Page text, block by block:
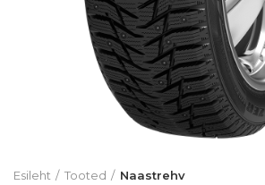
Esileht Tooted Naastrehv